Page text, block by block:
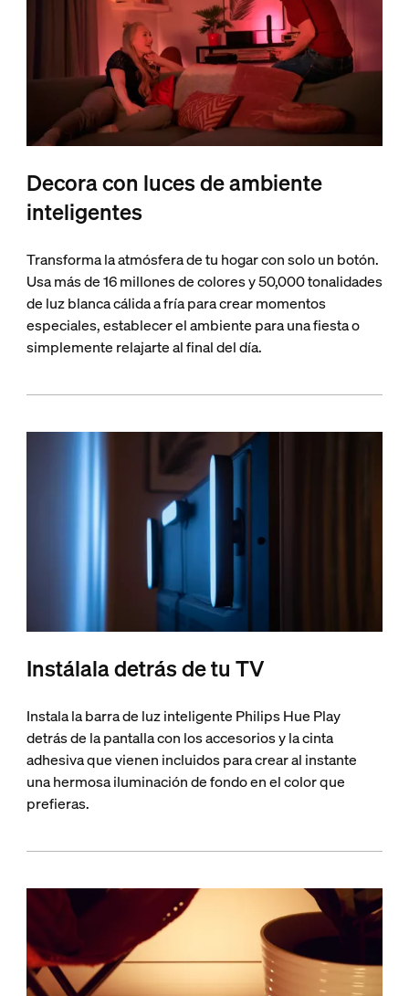
Decora con luces de ambiente
inteligentes
Transforma la atmósfera de tu hogar con solo un botón.
Usa más de 16 millones de colores y 50,000 tonalidades
de luz blanca cálida a fría para crear momentos
especiales, establecer el ambiente para una fiesta o
simplemente relajarte al final del día.
Instálala detrás de tu TV
Instala la barra de luz inteligente Philips Hue Play
detrás de la pantalla con los accesorios y la cinta
adhesiva que vienen incluidos para crear al instante
una hermosa iluminación de fondo en el color que
prefieras.